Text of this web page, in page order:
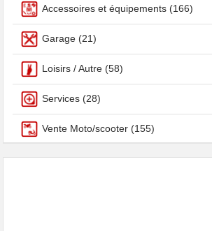
Accessoires et équipements (166)
Garage (21)
Loisirs / Autre (58)
Services (28)
Vente Moto/scooter (155)